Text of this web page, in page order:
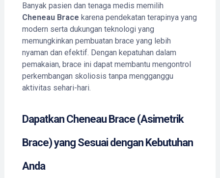
Banyak pasien dan tenaga medis memilih
Cheneau Brace karena pendekatan terapinya yang
modern serta dukungan teknologi yang
memungkinkan pembuatan brace yang lebih
nyaman dan efektif. Dengan kepatuhan dalam
pemakaian, brace ini dapat membantu mengontrol
perkembangan skoliosis tanpa mengganggu
aktivitas sehari-hari.
Dapatkan Cheneau Brace (Asimetrik
Brace) yang Sesuai dengan Kebutuhan
Anda